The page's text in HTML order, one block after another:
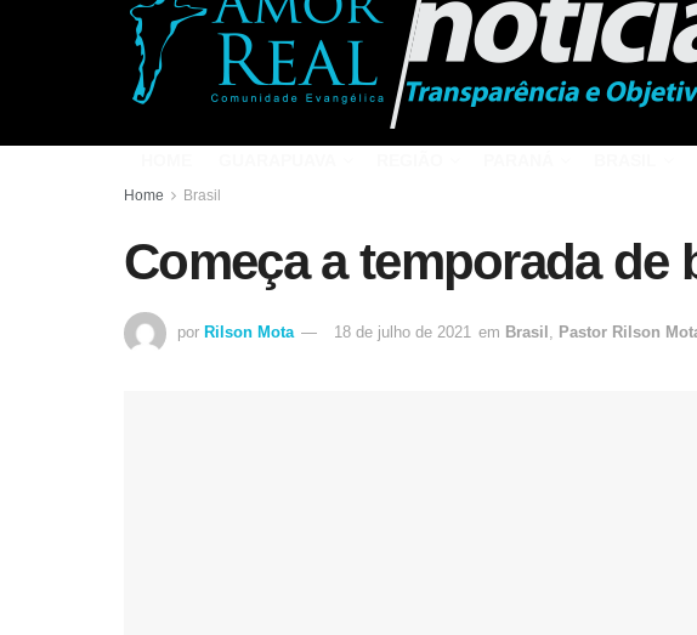
Home Brasil
Começa a temporada
por Rilson Mota 18 de julho de 2021 em Brasil Pastor Rilson